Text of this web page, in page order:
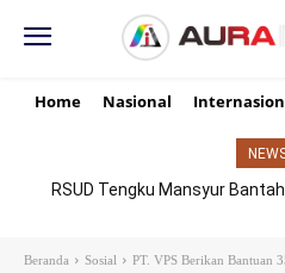
Home Nasional
RSUD Tengku Mansyur
Beranda Sosial
PT. VPS Berikan Bantuan